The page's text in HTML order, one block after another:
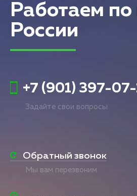
Работаем по
России
+7 (901) 397-07-
Задайте свои вопросы
Обратный звонок
Мы вам перезвоним